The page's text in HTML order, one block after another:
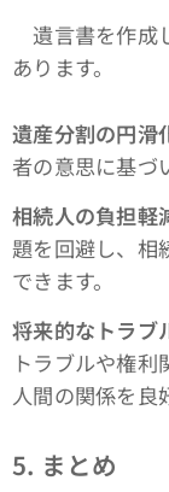
遺言書を作成
あります。
遺産分割の円滑
者の意思に基づ
相続人の負担軽
題を回避し、相
できます。
将来的なトラブ
トラブルや権
人間の関係を良
5. まとめ